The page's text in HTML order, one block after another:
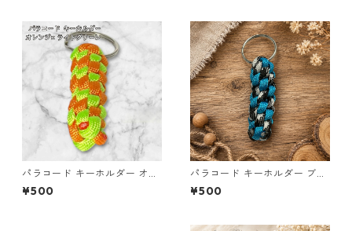
パラコード キーホルダー オレ
ンジ ライトグリーン 編み込み
s25
¥500
パラコード キーホルダー ブル
ー×ブラック・ホワイト ハンド
メイド 国産 本革 ヌメ革
¥500